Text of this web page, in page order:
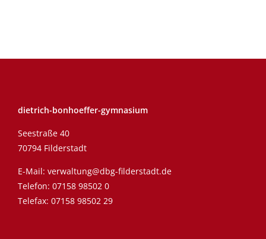
dietrich-bonhoeffer-gymnasium
Seestraße 40
70794 Filderstadt
E-Mail: verwaltung@dbg-filderstadt.de
Telefon: 07158 98502 0
Telefax: 07158 98502 29